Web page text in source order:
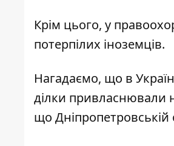
Крім цього, у
потерпілих іноземців.
Нагадаємо, що в
ділки привласнювали
що Дніпропетровській